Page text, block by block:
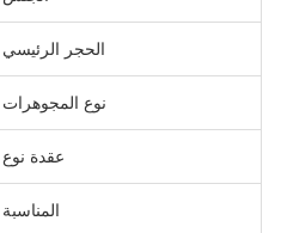
الحجر الرئيسي
نوع المجوهرات
عقدة نوع
المناسبة